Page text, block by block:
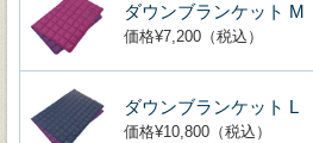
ダウンブランケット M
価格¥7,200（税込）
ダウンブランケット L
価格¥10,800（税込）